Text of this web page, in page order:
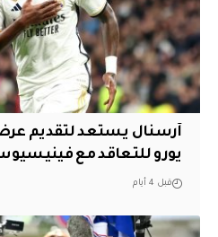
يورو للتعاقد مع
قبل 4 أيام